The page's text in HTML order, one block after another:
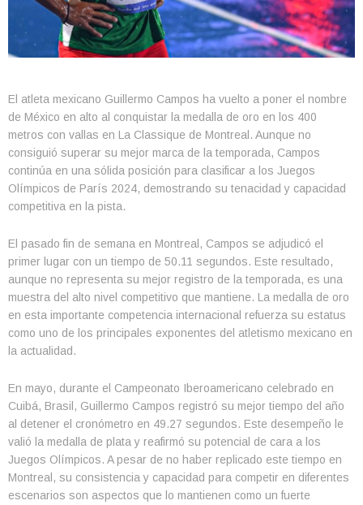
El atleta mexicano Guillermo Campos ha vuelto a poner el nombre
de México en alto al conquistar la medalla de oro en los 400
metros con vallas en La Classique de Montreal. Aunque no
consiguió superar su mejor marca de la temporada, Campos
continúa en una sólida posición para clasificar a los Juegos
Olímpicos de París 2024, demostrando su tenacidad y capacidad
competitiva en la pista.
El pasado fin de semana en Montreal, Campos se adjudicó el
primer lugar con un tiempo de 50.11 segundos. Este resultado,
aunque no representa su mejor registro de la temporada, es una
muestra del alto nivel competitivo que mantiene. La medalla de oro
en esta importante competencia internacional refuerza su estatus
como uno de los principales exponentes del atletismo mexicano en
la actualidad.
En mayo, durante el Campeonato Iberoamericano celebrado en
Cuibá, Brasil, Guillermo Campos registró su mejor tiempo del año
al detener el cronómetro en 49.27 segundos. Este desempeño le
valió la medalla de plata y reafirmó su potencial de cara a los
Juegos Olímpicos. A pesar de no haber replicado este tiempo en
Montreal, su consistencia y capacidad para competir en diferentes
escenarios son aspectos que lo mantienen como un fuerte